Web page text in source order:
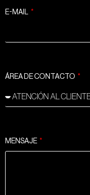
E-MAIL
ÁREA DE CONTACTO
MENSAJE